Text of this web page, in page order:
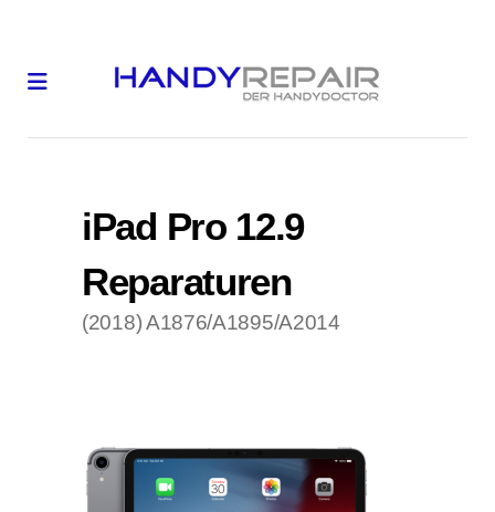
iPad Pro 12.9
Reparaturen
(2018) A1876/A1895/A2014